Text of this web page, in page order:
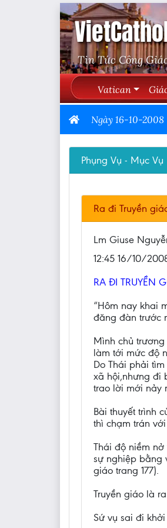
Tin Tức Công
Vatican
Ngày 16-10-2008
Phụng Vụ - Mục Vụ
Ra đi Truyền
Lm Giuse
12:45 16/10/
RA ĐI TRUYỀN
“Hôm nay khai
đăng đàn trước
Mình chủ
làm tới mức độ
Do Thái phải
xã hội,nhưng đi
trao lời mới nảy
Bài thuyết trình
thì chạm trán
Thái độ niềm
sự nghiệp bằng
giáo trang 177).
Truyền giáo là
Sứ vụ sai đi